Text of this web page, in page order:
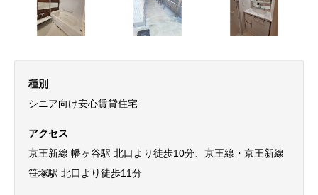
種別
シニア向け安心賃貸住宅
アクセス
京王新線 幡ヶ谷駅 北口より徒歩10分、京王線・京王新線
笹塚駅 北口より徒歩11分